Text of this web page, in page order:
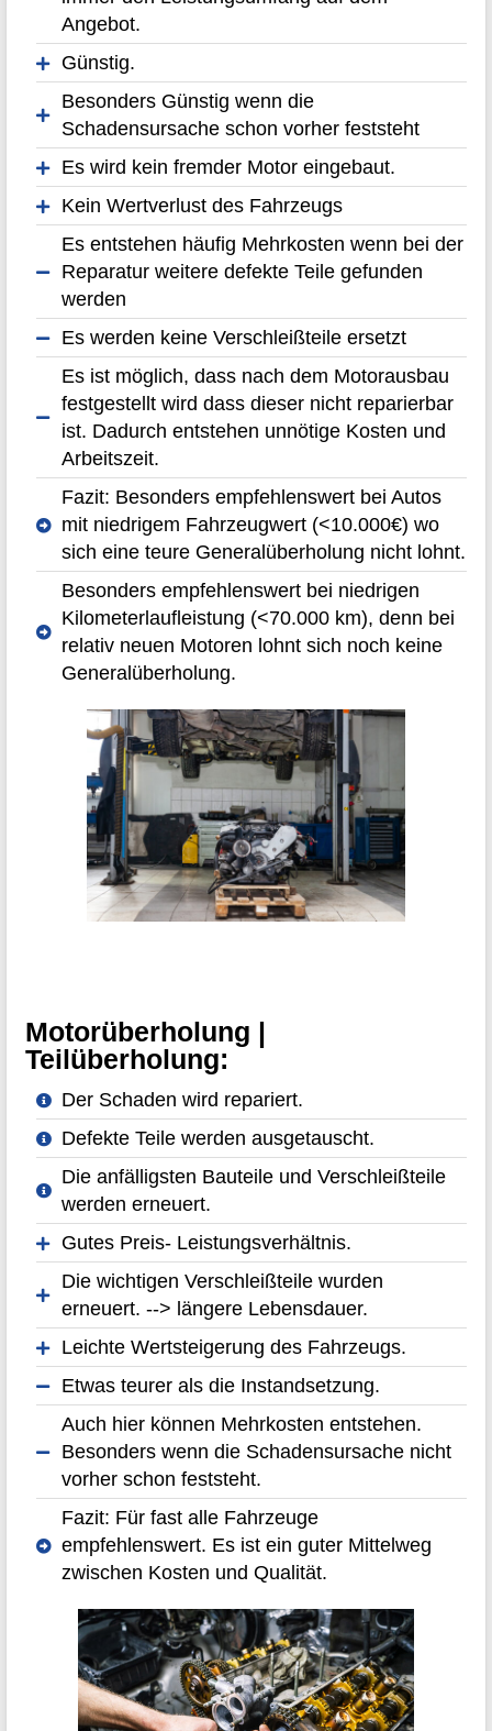
Angebot.
Günstig.
Besonders Günstig wenn die
Schadensursache schon vorher feststeht
Es wird kein fremder Motor eingebaut.
Kein Wertverlust des Fahrzeugs
Es entstehen häufig Mehrkosten wenn bei der
Reparatur weitere defekte Teile gefunden
werden
Es werden keine Verschleißteile ersetzt
Es ist möglich, dass nach dem Motorausbau
festgestellt wird dass dieser nicht reparierbar
ist. Dadurch entstehen unnötige Kosten und
Arbeitszeit.
Fazit: Besonders empfehlenswert bei Autos
mit niedrigem Fahrzeugwert (<10.000€) wo
sich eine teure Generalüberholung nicht lohnt.
Besonders empfehlenswert bei niedrigen
Kilometerlaufleistung (<70.000 km), denn bei
relativ neuen Motoren lohnt sich noch keine
Generalüberholung.
Motorüberholung |
Teilüberholung:
Der Schaden wird repariert.
Defekte Teile werden ausgetauscht.
Die anfälligsten Bauteile und Verschleißteile
werden erneuert.
Gutes Preis- Leistungsverhältnis.
Die wichtigen Verschleißteile wurden
erneuert. --> längere Lebensdauer.
Leichte Wertsteigerung des Fahrzeugs.
Etwas teurer als die Instandsetzung.
Auch hier können Mehrkosten entstehen.
Besonders wenn die Schadensursache nicht
vorher schon feststeht.
Fazit: Für fast alle Fahrzeuge
empfehlenswert. Es ist ein guter Mittelweg
zwischen Kosten und Qualität.